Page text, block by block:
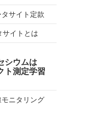
サイト定款
サイトとは
シウムは
ト測定学習
ニタリング